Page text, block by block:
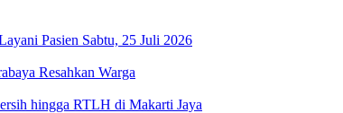
Pasien Sabtu, 25 Juli 2026
Resahkan Warga
hingga RTLH di Makarti Jaya